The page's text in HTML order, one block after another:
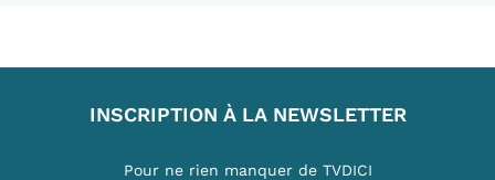
INSCRIPTION À LA NEWSLETTER
Pour ne rien manquer de TVDICI